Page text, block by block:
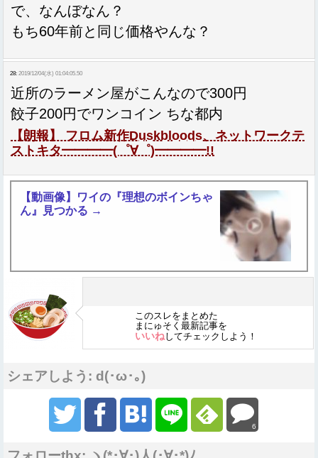
で、なんぼなん？
もち60年前と同じ価格やんな？
28: 2019/12/04(水) 01:04:05.50
近所のラーメン屋がこんなので300円
餃子200円でワンコイン ちな都内
【朗報】 フロム新作Duskbloods、ネットワークテ
ストキタ━━━━(゜∀゜)━━━━!!
【動画像】ワイの『理想のボインちゃ
ん』見つかる →
このスレをまとめた
まにゅそく最新記事を
いいねしてチェックしよう！
シェアしよう: d(･ω･｡)
6